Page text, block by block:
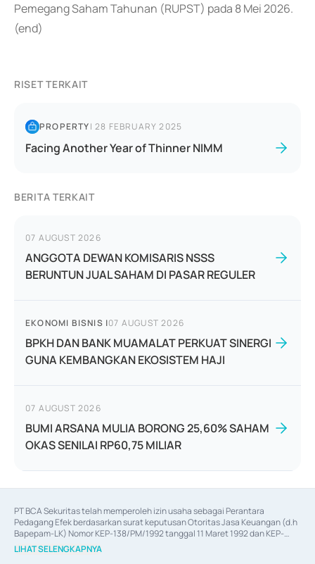
Pemegang Saham Tahunan (RUPST) pada 8 Mei 2026.
(end)
RISET TERKAIT
PROPERTY|28 FEBRUARY 2025
Facing Another Year of Thinner NIMM
BERITA TERKAIT
07 AUGUST 2026
ANGGOTA DEWAN KOMISARIS NSSS
BERUNTUN JUAL SAHAM DI PASAR REGULER
EKONOMI BISNIS |07 AUGUST 2026
BPKH DAN BANK MUAMALAT PERKUAT SINERGI
GUNA KEMBANGKAN EKOSISTEM HAJI
07 AUGUST 2026
BUMI ARSANA MULIA BORONG 25,60% SAHAM
OKAS SENILAI RP60,75 MILIAR
PT BCA Sekuritas telah memperoleh izin usaha sebagai Perantara
Pedagang Efek berdasarkan surat keputusan Otoritas Jasa Keuangan (d.h
Bapepam-LK) Nomor KEP-138/PM/1992 tanggal 11 Maret 1992 dan KEP-
06/D.04/2014 tanggal 28 Februari 2014, izin usaha sebagai Penjamin Emisi
Efek berdasarkan surat keputusan Otoritas Jasa Keuangan Nomor KEP-
LIHAT SELENGKAPNYA